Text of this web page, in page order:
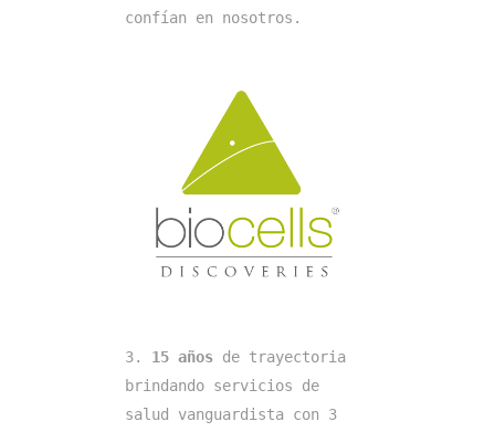
confían en nosotros.
3. 15 años de trayectoria
brindando servicios de
salud vanguardista con 3